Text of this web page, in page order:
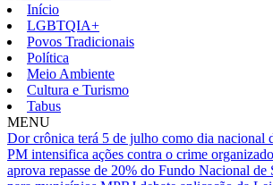
Início
LGBTQIA+
Povos Tradicionais
Política
Meio Ambiente
Cultura e Turismo
Tabus
MENU
Dor crônica terá 5 de julho como dia nacional
PM intensifica ações contra o crime
aprova repasse de 20% do Fundo Nacional de